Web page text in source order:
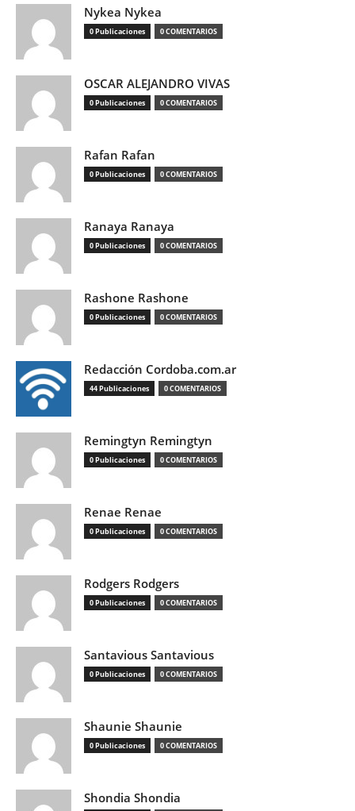
Nykea Nykea
0 Publicaciones 0 COMENTARIOS
OSCAR ALEJANDRO VIVAS
0 Publicaciones 0 COMENTARIOS
Rafan Rafan
0 Publicaciones 0 COMENTARIOS
Ranaya Ranaya
0 Publicaciones 0 COMENTARIOS
Rashone Rashone
0 Publicaciones 0 COMENTARIOS
Redacción Cordoba.com.ar
44 Publicaciones 0 COMENTARIOS
Remingtyn Remingtyn
0 Publicaciones 0 COMENTARIOS
Renae Renae
0 Publicaciones 0 COMENTARIOS
Rodgers Rodgers
0 Publicaciones 0 COMENTARIOS
Santavious Santavious
0 Publicaciones 0 COMENTARIOS
Shaunie Shaunie
0 Publicaciones 0 COMENTARIOS
Shondia Shondia